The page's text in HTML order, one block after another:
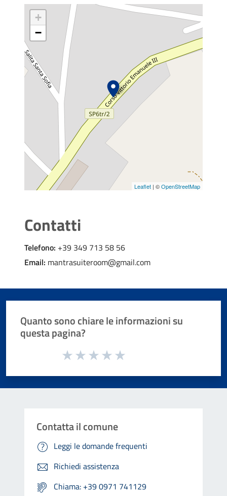
+
−
Leaflet | ©OpenStreetMap
Contatti
Telefono: +39 349 713 58 56
Email: mantrasuiteroom@gmail.com
Quanto sono chiare le informazioni su
questa pagina?
Valuta da 1 a 5 stelle la pagina
Contatta il comune
Leggi le domande frequenti
Richiedi assistenza
Chiama: +39 0971 741129